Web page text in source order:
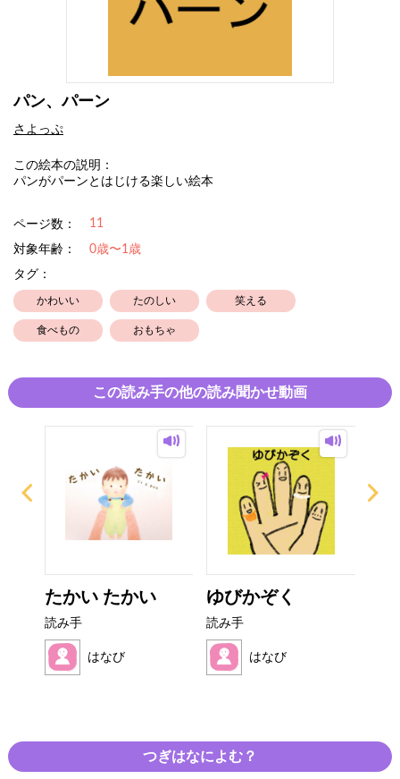
パン、パーン
さよっぷ
この絵本の説明：
パンがパーンとはじける楽しい絵本
ページ数： 11
対象年齢：
0歳〜1歳
タグ：
かわいい たのしい 笑える
食べもの おもちゃ
この読み手の他の読み聞かせ動画
たかい たかい
読み手
はなび
ゆびかぞく
読み手
はなび
つぎはなによむ？